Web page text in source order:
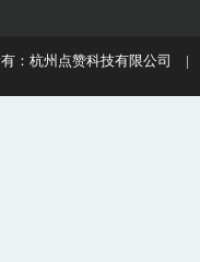
有：杭州点赞科技有限公司